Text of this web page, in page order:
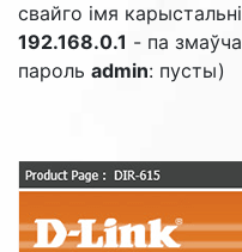
свайго імя
192.168.0.1 - па
пароль admin: пусты)